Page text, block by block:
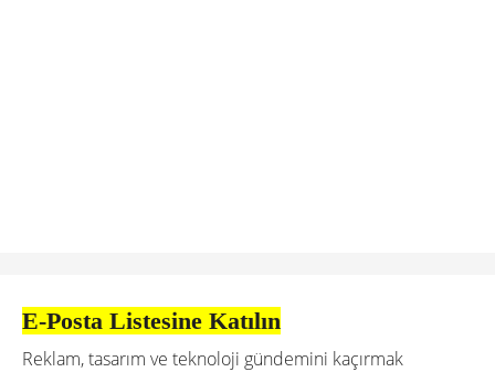
E-Posta Listesine Katılın
Reklam, tasarım ve teknoloji gündemini kaçırmak